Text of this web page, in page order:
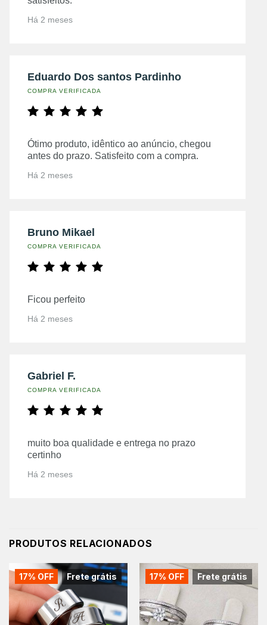
Há 2 meses
Eduardo Dos santos Pardinho
COMPRA VERIFICADA
Ótimo produto, idêntico ao anúncio, chegou
antes do prazo. Satisfeito com a compra.
Há 2 meses
Bruno Mikael
COMPRA VERIFICADA
Ficou perfeito
Há 2 meses
Gabriel F.
COMPRA VERIFICADA
muito boa qualidade e entrega no prazo
certinho
Há 2 meses
PRODUTOS RELACIONADOS
Frete grátis
17% OFF Frete grátis
17% OFF